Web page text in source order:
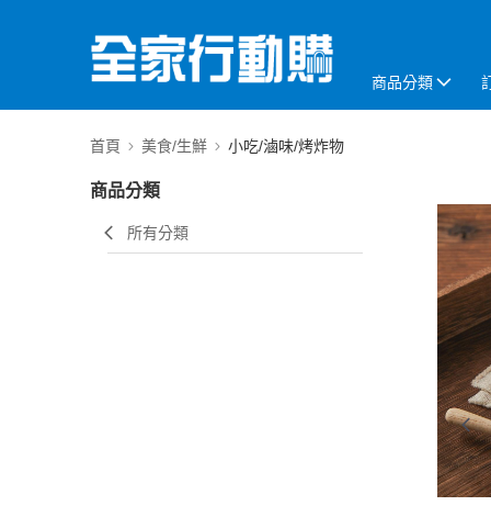
商品分類
首頁 美食/生鮮 小吃/滷味/烤炸物
商品分類
所有分類